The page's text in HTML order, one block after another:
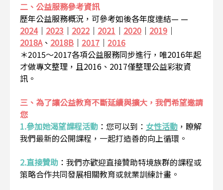
二、公益服務參考資訊
歷年公益服務概況，可參考如後各年度連結— —
2024｜ 2023 ｜ 2022 ｜ 2021 ｜ 2020 ｜ 2019 ｜
2018A、 2018B ｜ 2017 ｜ 2016
＊2015～2017各項公益服務同步進行，唯2016年起
才做專文整理，且2016、2017僅整理公益彩妝資
訊。
三、為了讓公益教育不斷延續與擴大，我們希望邀請
您
1.參加她渴望課程活動 ： 您可以到： 女性活動 ，瞭解
我們最新的公開課程，一起打造善的向上循環。
2.直接贊助 ： 我們亦歡迎直接贊助特境族群的課程或
策略合作共同發展相關教育或就業訓練計畫。